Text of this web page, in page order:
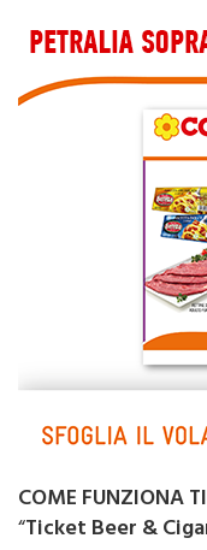
COME FUNZIONA
“Ticket Beer &